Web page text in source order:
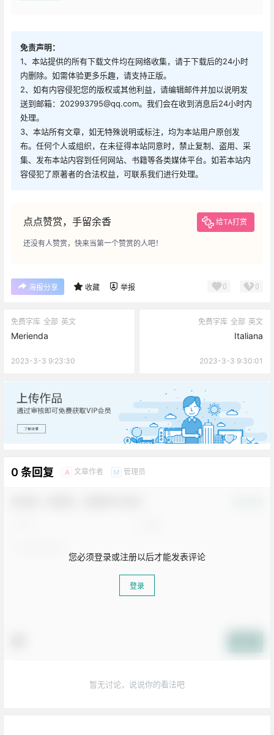
免责声明：
1、本站提供的所有下载文件均在网络收集，请于下载后的24小时
内删除。如需体验更多乐趣，请支持正版。
2、如有内容侵犯您的版权或其他利益，请编辑邮件并加以说明发
送到邮箱：202993795@qq.com。我们会在收到消息后24小时内
处理。
3、本站所有文章，如无特殊说明或标注，均为本站用户原创发
布。任何个人或组织，在未征得本站同意时，禁止复制、盗用、采
集、发布本站内容到任何网站、书籍等各类媒体平台。如若本站内
容侵犯了原著者的合法权益，可联系我们进行处理。
点点赞赏，手留余香 给TA打赏
还没有人赞赏，快来当第一个赞赏的人吧！
海报分享 收藏 举报 0 0
免费字库 全部 英文
Merienda
2023-3-3 9:23:30
免费字库 全部 英文
Italiana
2023-3-3 9:30:01
广告
0 条回复 A 文章作者 M 管理员
您必须登录或注册以后才能发表评论
登录
暂无讨论，说说你的看法吧